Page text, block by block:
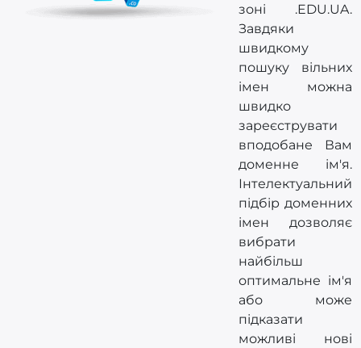
зоні .EDU.UA.
Завдяки
швидкому
пошуку вільних
імен можна
швидко
зареєструвати
вподобане Вам
доменне ім'я.
Інтелектуальний
підбір доменних
імен дозволяє
вибрати
найбільш
оптимальне ім'я
або може
підказати
можливі нові